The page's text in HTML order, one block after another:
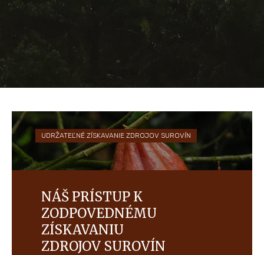
UDRŽATEĽNÉ ZÍSKAVANIE ZDROJOV SUROVÍN
NÁŠ PRÍSTUP K
ZODPOVEDNÉMU
ZÍSKAVANIU
ZDROJOV SUROVÍN